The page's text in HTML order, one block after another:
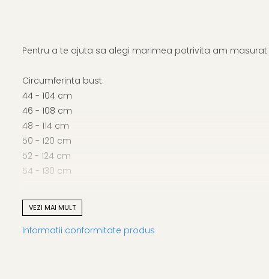
Pentru a te ajuta sa alegi marimea potrivita am masurat
Circumferinta bust:
44 - 104 cm
46 - 108 cm
48 - 114 cm
50 - 120 cm
52 - 124 cm
54 - 130 cm
Lungime produs cuprinsa intre 102 cm (marimea 44) si
Atentie! Nuanta produsului poate diferi usor, in functie de
VEZI MAI MULT
Informatii conformitate produs